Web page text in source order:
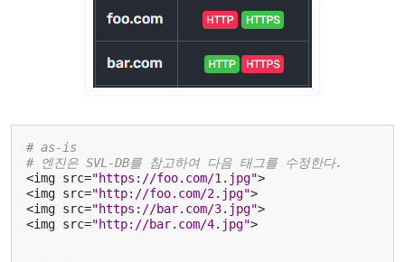
# as-is
# 엔진은 SVL-DB를 참고하여 다음 태그를 수정한다.
<img src="https://foo.com/1.jpg">
<img src="http://foo.com/2.jpg">
<img src="https://bar.com/3.jpg">
<img src="http://bar.com/4.jpg">